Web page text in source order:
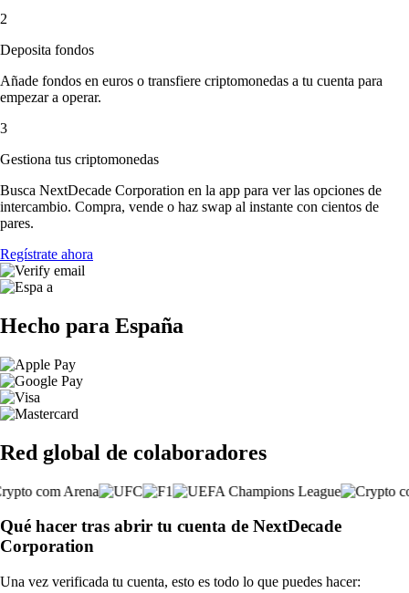
2
Deposita fondos
Añade fondos en euros o transfiere criptomonedas a tu cuenta para
empezar a operar.
3
Gestiona tus criptomonedas
Busca NextDecade Corporation en la app para ver las opciones de
intercambio. Compra, vende o haz swap al instante con cientos de
pares.
Regístrate ahora
Hecho para España
Red global de colaboradores
Qué hacer tras abrir tu cuenta de NextDecade
Corporation
Una vez verificada tu cuenta, esto es todo lo que puedes hacer: